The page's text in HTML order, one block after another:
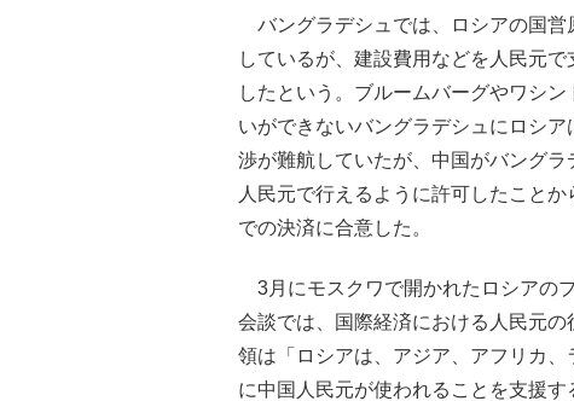
バングラデシュでは、ロシアの国営
しているが、建設費用などを人民元
したという。ブルームバーグやワシ
いができないバングラデシュにロシ
渉が難航していたが、中国がバング
人民元で行えるように許可したこと
での決済に合意した。
3月にモスクワで開かれたロシアの
会談では、国際経済における人民元
領は「ロシアは、アジア、アフリカ
に中国人民元が使われることを支援